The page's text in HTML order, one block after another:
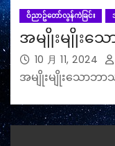
ဝိညာဥ်တော်လွန်ကဲခြင်း
အမျိုးမျိုးသေ
10 月 11, 2024
အမျိုးမျိုးသောဘ